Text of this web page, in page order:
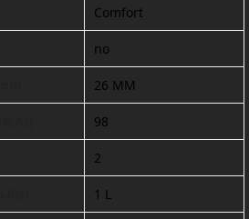
Comfort
no
26 MM
98
2
1 L